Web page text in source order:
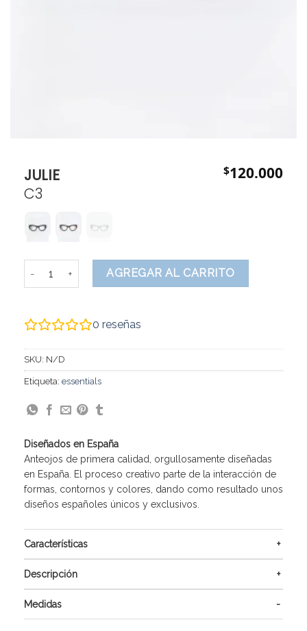
JULIE
C3
$120.000
AGREGAR AL CARRITO
0 reseñas
SKU: N/D
Etiqueta: essentials
Diseñados en España
Anteojos de primera calidad, orgullosamente diseñadas
en España. El proceso creativo parte de la interacción de
formas, contornos y colores, dando como resultado unos
diseños españoles únicos y exclusivos.
Características
Descripción
Medidas